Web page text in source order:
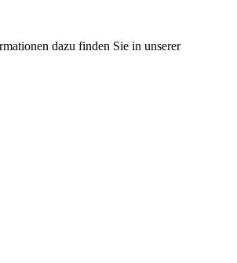
dazu finden Sie in unserer